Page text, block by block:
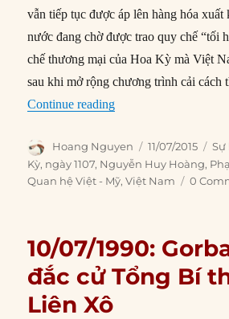
vẫn tiếp tục được áp lên hàng hóa xuất
nước đang chờ được trao quy chế “tối
chế thương mại của Hoa Kỳ mà Việt
sau khi mở rộng chương trình cải cách
Continue reading“11/07/1995: Mỹ
Author
Hoang Nguyen
Posted
on
11/07/2015 Sự
Kỳ, ngày 1107, Nguyễn Huy Hoàng,
Quan hệ Việt - Mỹ,Việt Nam 0
10/07/1990:
đắc cử Tổng Bí
Liên Xô